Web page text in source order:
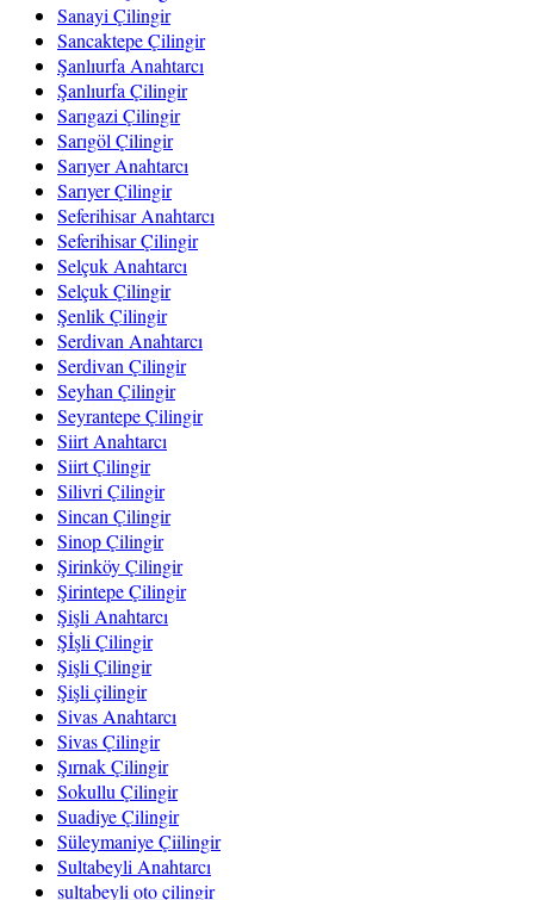
Sanayi Çilingir
Sancaktepe Çilingir
Şanlıurfa Anahtarcı
Şanlıurfa Çilingir
Sarıgazi Çilingir
Sarıgöl Çilingir
Sarıyer Anahtarcı
Sarıyer Çilingir
Seferihisar Anahtarcı
Seferihisar Çilingir
Selçuk Anahtarcı
Selçuk Çilingir
Şenlik Çilingir
Serdivan Anahtarcı
Serdivan Çilingir
Seyhan Çilingir
Seyrantepe Çilingir
Siirt Anahtarcı
Siirt Çilingir
Silivri Çilingir
Sincan Çilingir
Sinop Çilingir
Şirinköy Çilingir
Şirintepe Çilingir
Şişli Anahtarcı
Şİşli Çilingir
Şişli Çilingir
Şişli çilingir
Sivas Anahtarcı
Sivas Çilingir
Şırnak Çilingir
Sokullu Çilingir
Suadiye Çilingir
Süleymaniye Çiilingir
Sultabeyli Anahtarcı
sultabeyli oto çilingir